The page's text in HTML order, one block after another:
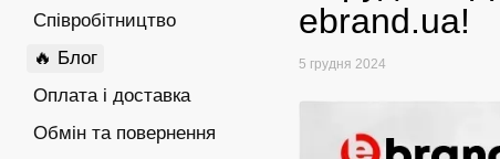
ebrand.ua!
5 грудня 2024
Співробітництво
🔥 Блог
Оплата і доставка
Обмін та повернення